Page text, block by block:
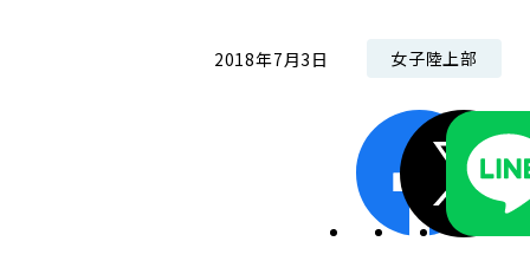
2018年7月3日 女子陸上部